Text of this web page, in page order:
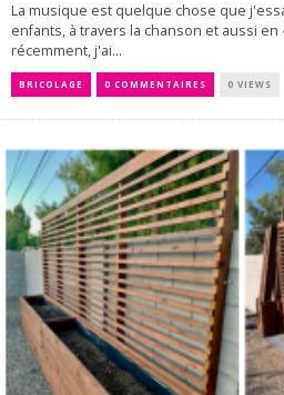
La musique est quelque chose que
enfants, à travers la chanson et aussi
récemment, j'ai...
BRICOLAGE 0 COMMENTAIRES 0 VIEWS